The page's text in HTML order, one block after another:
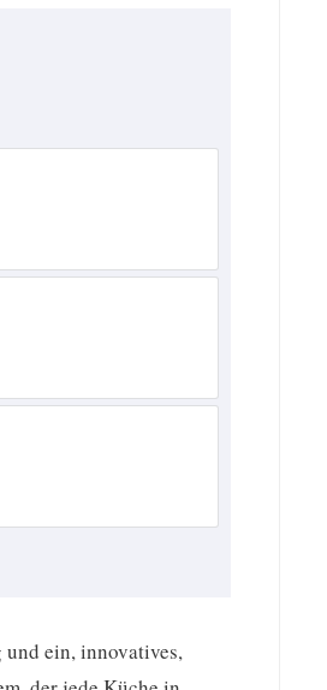
ein, innovatives,
der jede Küche in